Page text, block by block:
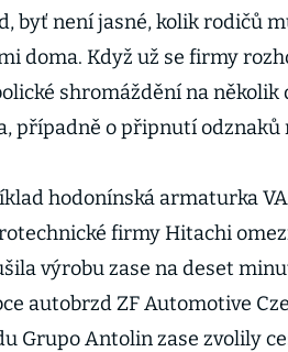
byť není jasné, kolik rodičů
doma. Když už se firmy
shromáždění na
případně o připnutí odznaků
hodonínská armaturka
firmy Hitachi
výrobu zase na deset
autobrzd ZF Automotive
Grupo Antolin zase zvolily